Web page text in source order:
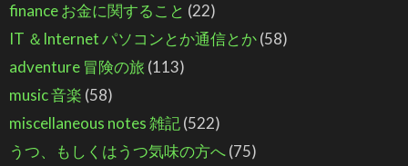
finance お金に関すること (22)
IT ＆Internet パソコンとか通信とか(58)
adventure 冒険の旅 (113)
music 音楽 (58)
miscellaneous notes 雑記(522)
うつ、もしくはうつ気味の方へ(75)